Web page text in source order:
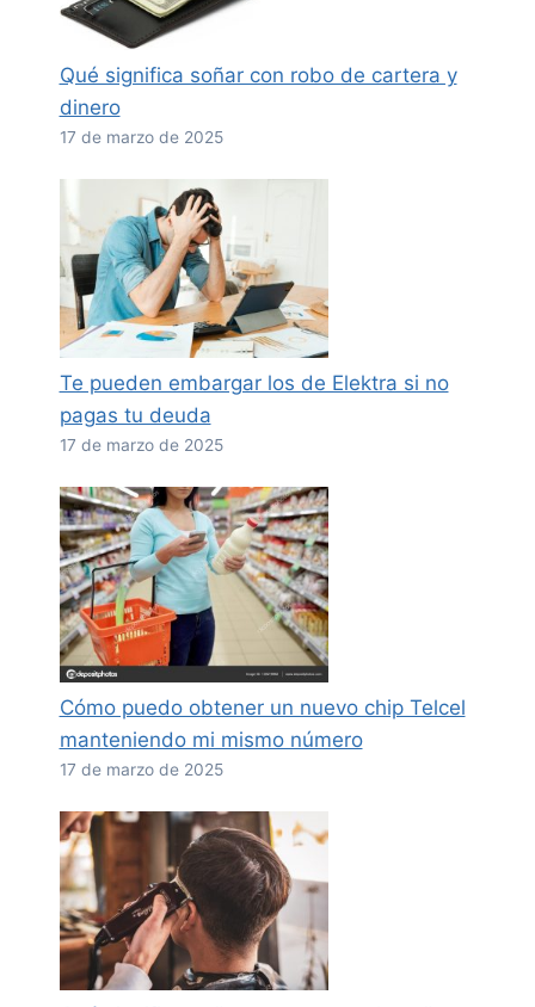
Qué significa soñar con robo de cartera y
dinero
17 de marzo de 2025
Te pueden embargar los de Elektra si no
pagas tu deuda
17 de marzo de 2025
Cómo puedo obtener un nuevo chip Telcel
manteniendo mi mismo número
17 de marzo de 2025